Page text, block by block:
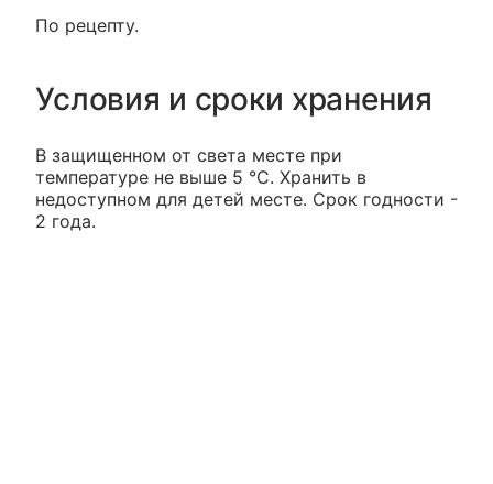
По рецепту.
Условия и сроки хранения
В защищенном от света месте при
температуре не выше 5 °С. Хранить в
недоступном для детей месте. Срок годности -
2 года.